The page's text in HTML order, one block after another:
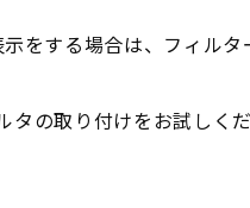
をする場合は、フィルタ
の取り付けをお試しくだ